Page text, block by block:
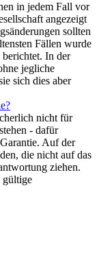
in jedem Fall vor
angezeigt
sollten
Fällen wurde
berichtet. In der
jegliche
sich dies aber
nicht für
- dafür
Auf der
die nicht auf das
ziehen.
gültige